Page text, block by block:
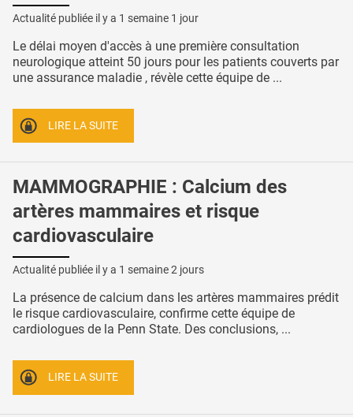
Actualité publiée il y a 1 semaine 1 jour
Le délai moyen d'accès à une première consultation
neurologique atteint 50 jours pour les patients couverts par
une assurance maladie , révèle cette équipe de ...
LIRE LA SUITE
MAMMOGRAPHIE : Calcium des
artères mammaires et risque
cardiovasculaire
Actualité publiée il y a 1 semaine 2 jours
La présence de calcium dans les artères mammaires prédit
le risque cardiovasculaire, confirme cette équipe de
cardiologues de la Penn State. Des conclusions, ...
LIRE LA SUITE